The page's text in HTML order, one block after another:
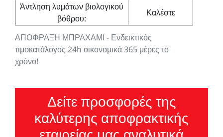
ΑΠΟΦΡΑΞΗ ΜΠΡΑΧΑΜΙ - Ενδεικτικός
τιμοκατάλογος 24h οικονομικά 365 μέρες το
χρόνο!
Άντληση λυμάτων βιολογικού
βόθρου:
Καλέστε
Δείτε προσφορές της
καλύτερης αποφρακτικής